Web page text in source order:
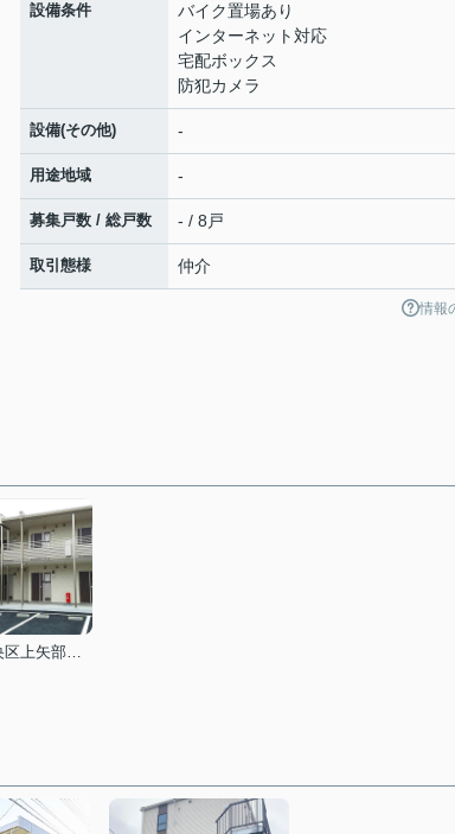
設備条件
バイク置場あり
インターネット対応
宅配ボックス
防犯カメラ
設備(その他) -
用途地域 -
募集戸数 / 総戸数 - / 8戸
取引態様 仲介
情報
相模原市中央区上矢部１丁目